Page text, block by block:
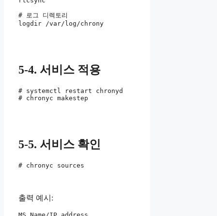
# 로그 디렉토리
logdir /var/log/chrony
5-4. 서비스 적용
# systemctl restart chronyd
# chronyc makestep
5-5. 서비스 확인
# chronyc sources
출력 예시: